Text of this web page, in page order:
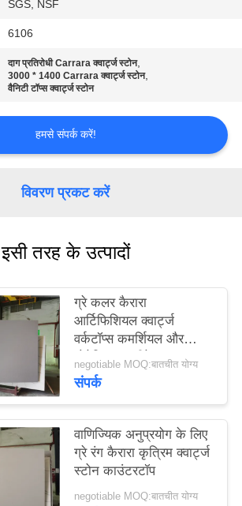
SGS, NSF
6106
दाग प्रतिरोधी Carrara क्वार्ट्ज स्टोन,
3000 * 1400 Carrara क्वार्ट्ज स्टोन,
वैनिटी टॉप्स क्वार्ट्ज स्टोन
हमसे संपर्क करें!
विवरण प्रकट करें
इसी तरह के उत्पादों
ग्रे कलर कैरारा
आर्टिफिशियल क्वार्ट्ज
वर्कटॉप्स कमर्शियल और
डोमेस्टिक एप्लीकेशन
negotiable MOQ:बातचीत योग्य
संपर्क
वाणिज्यिक अनुप्रयोग के लिए
ग्रे रंग कैरारा कृत्रिम क्वार्ट्ज
स्टोन काउंटरटॉप
negotiable MOQ:बातचीत योग्य